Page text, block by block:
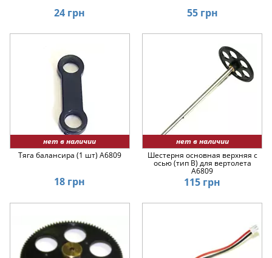
24 грн 55 грн
нет в наличии
Тяга балансира (1 шт) A6809
18 грн
нет в наличии
Шестерня основная верхняя с
осью (тип B) для вертолета
A6809
115 грн